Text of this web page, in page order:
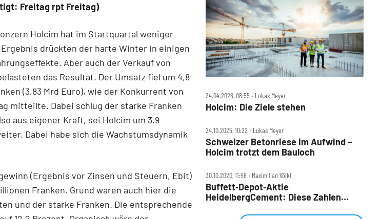
Freitag rpt Freitag)
Holcim hat im Startquartal weniger
drückten der harte Winter in einigen
Aber auch der Verkauf von
das Resultat. Der Umsatz fiel um 4,8
(3,83 Mrd Euro), wie der Konkurrent von
mitteilte. Dabei schlug der starke Franken
aus eigener Kraft, sei Holcim um 3,9
Dabei habe sich die Wachstumsdynamik
(Ergebnis vor Zinsen und Steuern, Ebit)
Franken. Grund waren auch hier die
und der starke Franken. Die entsprechende
24.04.2026, 08:55 ‧ Lukas Meyer
Holcim: Die Ziele stehen
24.10.2025, 10:22 ‧ Lukas Meyer
Schweizer Betonriese im Aufwind –
Holcim trotzt dem Bauloch
30.10.2020, 11:56 ‧ Maximilian Völkl
Buffett‑Depot‑Aktie
HeidelbergCement: Diese Zahlen